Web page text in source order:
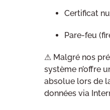
Certificat
Pare-feu
⚠ Malgré nos
système n’offre
absolue lors de
données via